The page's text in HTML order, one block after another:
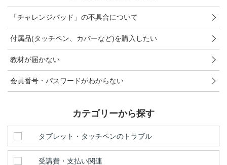
会員サイトはこちら
「チャレンジパッド」の不具合について
付属品(タッチペン、カバーなど)を購入したい
教材が届かない
会員番号・パスワードがわからない
カテゴリーから探す
タブレット・タッチペンのトラブル
受講費・支払い関連